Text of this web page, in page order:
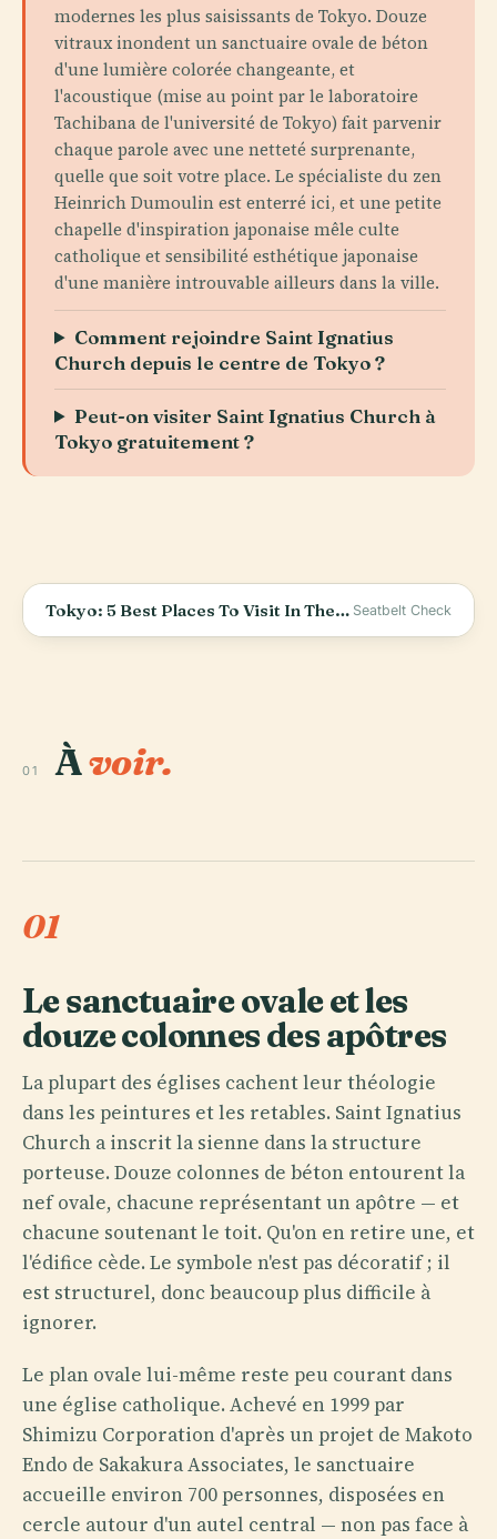
modernes les plus saisissants de Tokyo. Douze
vitraux inondent un sanctuaire ovale de béton
d'une lumière colorée changeante, et
l'acoustique (mise au point par le laboratoire
Tachibana de l'université de Tokyo) fait parvenir
chaque parole avec une netteté surprenante,
quelle que soit votre place. Le spécialiste du zen
Heinrich Dumoulin est enterré ici, et une petite
chapelle d'inspiration japonaise mêle culte
catholique et sensibilité esthétique japonaise
d'une manière introuvable ailleurs dans la ville.
Comment rejoindre Saint Ignatius
Church depuis le centre de Tokyo ?
Peut-on visiter Saint Ignatius Church à
Tokyo gratuitement ?
Tokyo: 5 Best Places To Visit In The City #travelguide2023 #japantravelguide #traveldaiaries Seatbelt Check
01 Àvoir.
01
Le sanctuaire ovale et les
douze colonnes des apôtres
La plupart des églises cachent leur théologie
dans les peintures et les retables. Saint Ignatius
Church a inscrit la sienne dans la structure
porteuse. Douze colonnes de béton entourent la
nef ovale, chacune représentant un apôtre — et
chacune soutenant le toit. Qu'on en retire une, et
l'édifice cède. Le symbole n'est pas décoratif ; il
est structurel, donc beaucoup plus difficile à
ignorer.
Le plan ovale lui-même reste peu courant dans
une église catholique. Achevé en 1999 par
Shimizu Corporation d'après un projet de Makoto
Endo de Sakakura Associates, le sanctuaire
accueille environ 700 personnes, disposées en
cercle autour d'un autel central — non pas face à